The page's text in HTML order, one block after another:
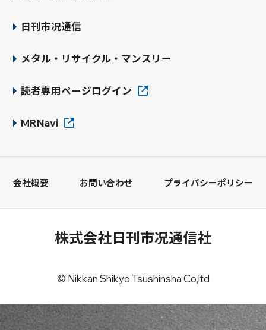
日刊市况通信
メタル・リサイクル・マンスリー
読者専用ページログイン
MRNavi
会社概要 お問い合わせ プライバシーポリシー
株式会社日刊市况通信社
© Nikkan Shikyo Tsushinsha Co,ltd